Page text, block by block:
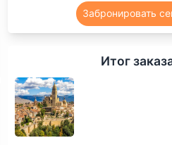
Забронировать
Итог